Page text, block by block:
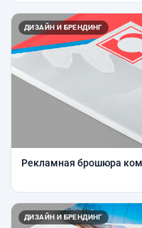
ДИЗАЙН И БРЕНДИНГ
Рекламная брошюра
ДИЗАЙН И БРЕНДИНГ